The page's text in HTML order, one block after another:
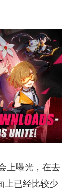
上曝光，在去
上已经比较少